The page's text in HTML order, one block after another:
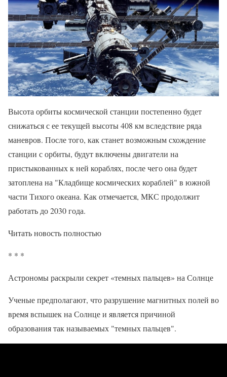
Высота орбиты космической станции постепенно будет
снижаться с ее текущей высоты 408 км вследствие ряда
маневров. После того, как станет возможным схождение
станции с орбиты, будут включены двигатели на
пристыкованных к ней кораблях, после чего она будет
затоплена на "Кладбище космических кораблей" в южной
части Тихого океана. Как отмечается, МКС продолжит
работать до 2030 года.
Читать новость полностью
* * *
Астрономы раскрыли секрет «темных пальцев» на Солнце
Ученые предполагают, что разрушение магнитных полей во
время вспышек на Солнце и является причиной
образования так называемых "темных пальцев".